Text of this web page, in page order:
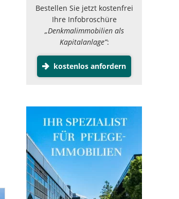
Bestellen Sie jetzt kostenfrei
Ihre Infobroschüre
„Denkmalimmobilien als
Kapitalanlage”:
kostenlos anfordern